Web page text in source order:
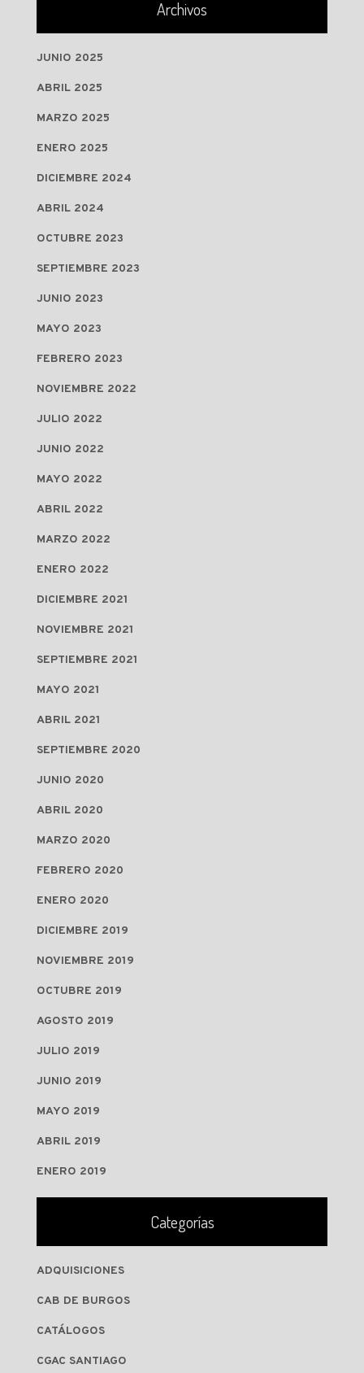
Archivos
JUNIO 2025
ABRIL 2025
MARZO 2025
ENERO 2025
DICIEMBRE 2024
ABRIL 2024
OCTUBRE 2023
SEPTIEMBRE 2023
JUNIO 2023
MAYO 2023
FEBRERO 2023
NOVIEMBRE 2022
JULIO 2022
JUNIO 2022
MAYO 2022
ABRIL 2022
MARZO 2022
ENERO 2022
DICIEMBRE 2021
NOVIEMBRE 2021
SEPTIEMBRE 2021
MAYO 2021
ABRIL 2021
SEPTIEMBRE 2020
JUNIO 2020
ABRIL 2020
MARZO 2020
FEBRERO 2020
ENERO 2020
DICIEMBRE 2019
NOVIEMBRE 2019
OCTUBRE 2019
AGOSTO 2019
JULIO 2019
JUNIO 2019
MAYO 2019
ABRIL 2019
ENERO 2019
Categorías
ADQUISICIONES
CAB DE BURGOS
CATÁLOGOS
CGAC SANTIAGO